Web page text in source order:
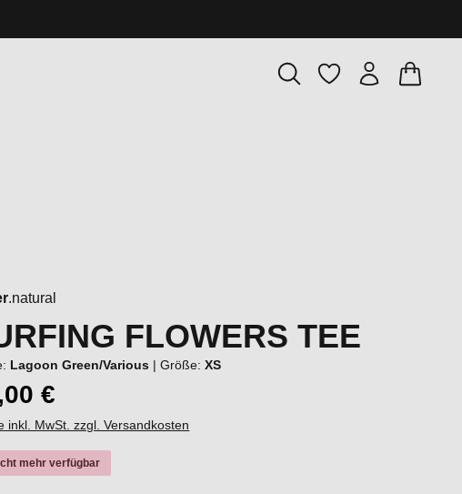
Du hast 0
.natural
FLOWERS TEE
Lagoon Green/Various | Größe:XS
€
inkl. MwSt. zzgl. Versandkosten
mehr verfügbar